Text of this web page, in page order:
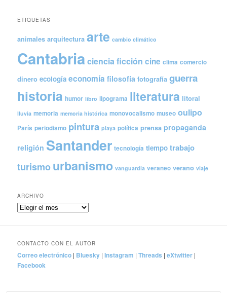
ETIQUETAS
animales arquitectura arte cambio climático
Cantabriaciencia ficción cine clima comercio
dinero ecología economía filosofía fotografía guerra
historia humor libro lipograma literatura litoral
lluvia memoria memoria histórica monovocalismo museo oulipo
París periodismo pintura playa política prensa propaganda
religión Santander tecnología tiempo trabajo
turismourbanismo vanguardia veraneo verano viaje
ARCHIVO
Archivo
CONTACTO CON EL AUTOR
Correo electrónico | Bluesky |Instagram |Threads |eXtwitter |
Facebook